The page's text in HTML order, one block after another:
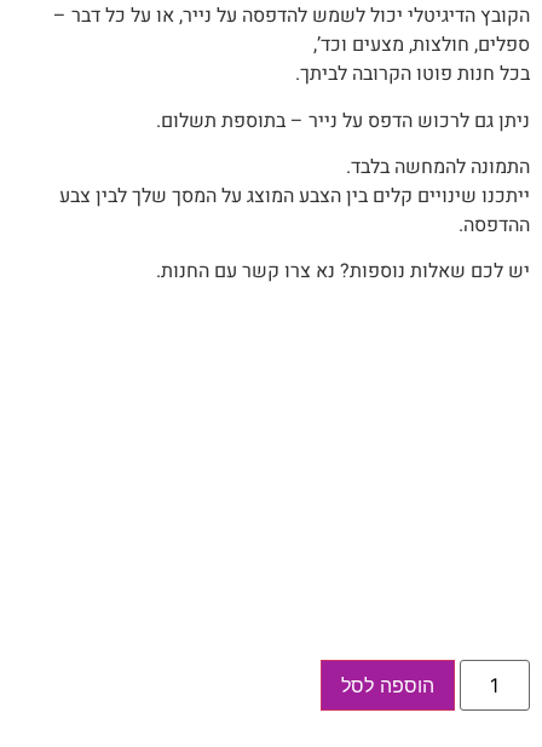
הקובץ הדיגיטלי יכול לשמש להדפסה על נייר, או על כל דבר –
ספלים, חולצות, מצעים וכד’,
בכל חנות פוטו הקרובה לביתך.
ניתן גם לרכוש הדפס על נייר – בתוספת תשלום.
התמונה להמחשה בלבד.
‬ההדפסה‭.
יש לכם שאלות נוספות? נא צרו קשר עם החנות.
כמות
Lets
הוספה לסל